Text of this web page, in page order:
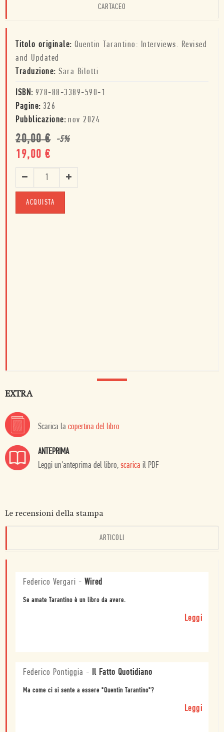
CARTACEO
Titolo originale: Quentin Tarantino: Interviews. Revised
and Updated
Traduzione: Sara Bilotti
ISBN: 978-88-3389-590-1
Pagine: 326
Pubblicazione: nov 2024
20,00€ -5%
19,00 €
ACQUISTA
EXTRA
Scarica la copertina del libro
ANTEPRIMA
Leggi un'anteprima del libro, scarica il PDF
Le recensioni della stampa
ARTICOLI
Federico Vergari - Wired
Se amate Tarantino è un libro da avere.
Leggi
Federico Pontiggia - Il Fatto Quotidiano
Ma come ci si sente a essere "Quentin Tarantino"?
Leggi